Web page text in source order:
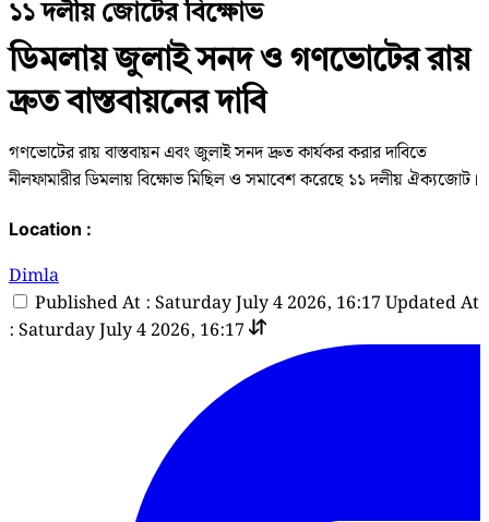
১১ দলীয় জোটের বিক্ষোভ
ডিমলায় জুলাই সনদ ও গণভোটের রায়
দ্রুত বাস্তবায়নের দাবি
গণভোটের রায় বাস্তবায়ন এবং জুলাই সনদ দ্রুত কার্যকর করার দাবিতে
নীলফামারীর ডিমলায় বিক্ষোভ মিছিল ও সমাবেশ করেছে ১১ দলীয় ঐক্যজোট।
Location :
Dimla
Published At : Saturday July 4 2026, 16:17 Updated At
: Saturday July 4 2026, 16:17